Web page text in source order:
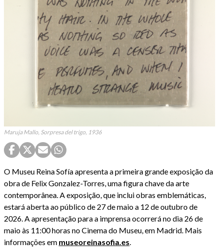
Maruja Mallo, Sorpresa del trigo, 1936
O Museu Reina Sofía apresenta a primeira grande exposição da
obra de Felix Gonzalez-Torres, uma figura chave da arte
contemporânea. A exposição, que inclui obras emblemáticas,
estará aberta ao público de 27 de maio a 12 de outubro de
2026. A apresentação para a imprensa ocorrerá no dia 26 de
maio às 11:00 horas no Cinema do Museu, em Madrid. Mais
informações em museoreinasofia.es.